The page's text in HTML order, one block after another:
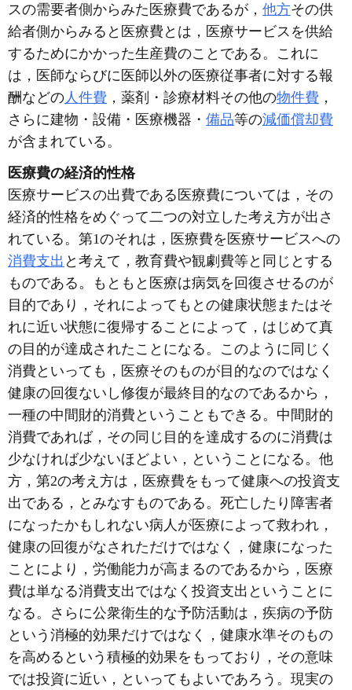
スの需要者側からみた医療費であるが， 他方その供
給者側からみると医療費とは，医療サービスを供給
するためにかかった生産費のことである。これに
は，医師ならびに医師以外の医療従事者に対する報
酬などの 人件費 ，薬剤・診療材料その他の物件費 ，
さらに建物・設備・医療機器・ 備品等の減価償却費
が含まれている。
医療費の経済的性格
医療サービスの出費である医療費については，その
経済的性格をめぐって二つの対立した考え方が出さ
れている。第1のそれは，医療費を医療サービスへの
消費支出 と考えて，教育費や観劇費等と同じとする
ものである。もともと医療は病気を回復させるのが
目的であり，それによってもとの健康状態またはそ
れに近い状態に復帰することによって，はじめて真
の目的が達成されたことになる。このように同じく
消費といっても，医療そのものが目的なのではなく
健康の回復ないし修復が最終目的なのであるから，
一種の中間財的消費ということもできる。中間財的
消費であれば，その同じ目的を達成するのに消費は
少なければ少ないほどよい，ということになる。他
方，第2の考え方は，医療費をもって健康への投資支
出である，とみなすものである。死亡したり障害者
になったかもしれない病人が医療によって救われ，
健康の回復がなされただけではなく，健康になった
ことにより，労働能力が高まるのであるから，医療
費は単なる消費支出ではなく投資支出ということに
なる。さらに公衆衛生的な予防活動は，疾病の予防
という消極的効果だけではなく，健康水準そのもの
を高めるという積極的効果をもっており，その意味
では投資に近い，といってもよいであろう。現実の